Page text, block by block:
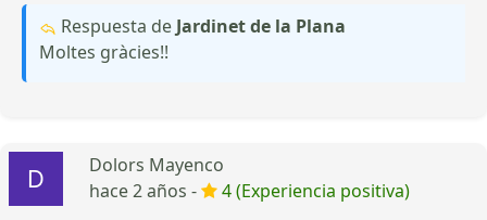
Respuesta de Jardinet de la Plana
Moltes gràcies!!
Dolors Mayenco
hace 2 años -
4 (Experiencia positiva)